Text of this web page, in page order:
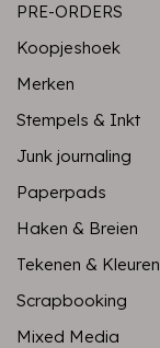
PRE-ORDERS
Koopjeshoek
Merken
Stempels & Inkt
Junk journaling
Paperpads
Haken & Breien
Tekenen & Kleuren
Scrapbooking
Mixed Media